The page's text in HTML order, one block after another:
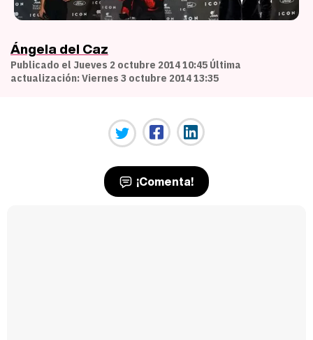
Ángela del Caz
Publicado el Jueves 2 octubre 2014 10:45 Última
actualización: Viernes 3 octubre 2014 13:35
¡Comenta!